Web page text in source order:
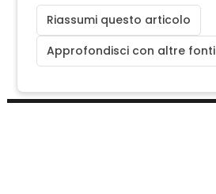
Riassumi questo articolo
Approfondisci con altre fonti